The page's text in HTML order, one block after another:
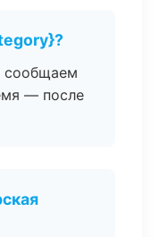
сообщаем
— после